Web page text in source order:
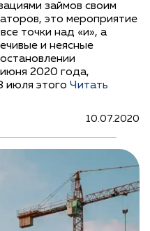
займов своим
это мероприятие
точки над «и», а
и неясные
2020 года,
июля этого Читать
10.07.2020